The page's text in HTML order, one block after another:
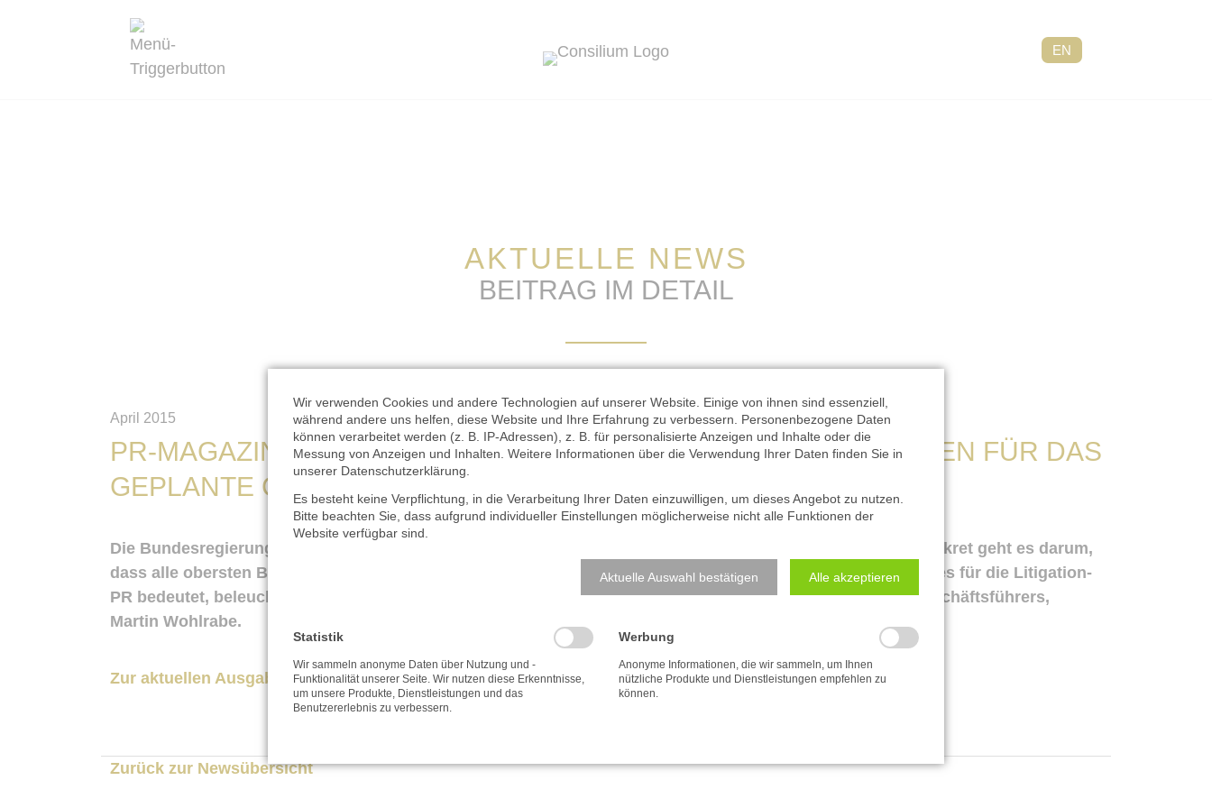
EN
AKTUELLE NEWS
BEITRAG IM DETAIL
April 2015
PR-MAGAZIN: UNSER GESCHÄFTSFÜHRER ÜBER DIE PR-FOLGEN FÜR DAS
GEPLANTE COURT-TV
Die Bundesregierung plant derzeit die Regeln für Live-Übertragungen aus dem Gerichtssaal zu lockern. Konkret geht es darum,
dass alle obersten Bundesgerichte künftig ihre Urteilsverkündungen live übertragen lassen können. Was dies für die Litigation-
PR bedeutet, beleuchtet die Mai-Ausgabe des PR-Magazins. Darin auch einige Einschätzungen unseres Geschäftsführers,
Martin Wohlrabe.
Zur aktuellen Ausgabe geht es hier.
Zurück zur Newsübersicht
Wir verwenden Cookies und andere Technologien auf unserer Website. Einige von ihnen sind essenziell,
während andere uns helfen, diese Website und Ihre Erfahrung zu verbessern. Personenbezogene Daten
können verarbeitet werden (z. B. IP-Adressen), z. B. für personalisierte Anzeigen und Inhalte oder die
Messung von Anzeigen und Inhalten. Weitere Informationen über die Verwendung Ihrer Daten finden Sie in
unserer Datenschutzerklärung
Es besteht keine Verpflichtung, in die Verarbeitung Ihrer Daten einzuwilligen, um dieses Angebot zu nutzen.
Bitte beachten Sie, dass aufgrund individueller Einstellungen möglicherweise nicht alle Funktionen der
Website verfügbar sind.
Aktuelle Auswahl bestätigen Alle akzeptieren
Statistik
Wir sammeln anonyme Daten über Nutzung und -
Funktionalität unserer Seite. Wir nutzen diese Erkenntnisse,
um unsere Produkte, Dienstleistungen und das
Benutzererlebnis zu verbessern.
Werbung
Anonyme Informationen, die wir sammeln, um Ihnen
nützliche Produkte und Dienstleistungen empfehlen zu
können.